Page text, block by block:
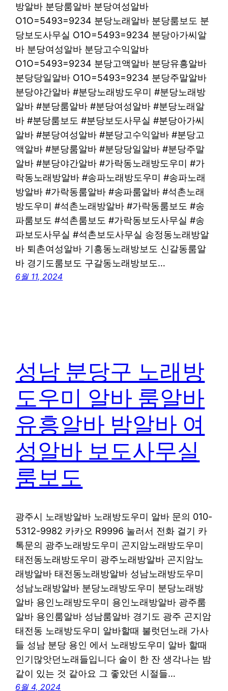
방알바 분당룸알바 분당여성알바
O1O=5493=9234 분당노래알바 분당룸보도 분
당보도사무실 O1O=5493=9234 분당아가씨알
바 분당여성알바 분당고수익알바
O1O=5493=9234 분당고액알바 분당유흥알바
분당당일알바 O1O=5493=9234 분당주말알바
분당야간알바 #분당노래방도우미 #분당노래방
알바 #분당룸알바 #분당여성알바 #분당노래알
바 #분당룸보도 #분당보도사무실 #분당아가씨
알바 #분당여성알바 #분당고수익알바 #분당고
액알바 #분당룸알바 #분당당일알바 #분당주말
알바 #분당야간알바 #가락동노래방도우미 #가
락동노래방알바 #송파노래방도우미 #송파노래
방알바 #가락동룸알바 #송파룸알바 #석촌노래
방도우미 #석촌노래방알바 #가락동룸보도 #송
파룸보도 #석촌룸보도 #가락동보도사무실 #송
파보도사무실 #석촌보도사무실 송정동노래방알
바 퇴촌여성알바 기흥동노래방보도 신갈동룸알
바 경기도룸보도 구갈동노래방보도…
6월 11, 2024
성남 분당구 노래방
도우미 알바 룸알바
유흥알바 밤알바 여
성알바 보도사무실
룸보도
광주시 노래방알바 노래방도우미 알바 문의 010-
5312-9982 카카오 R9996 눌러서 전화 걸기 카
톡문의 광주노래방도우미 곤지암노래방도우미
태전동노래방도우미 광주노래방알바 곤지암노
래방알바 태전동노래방알바 성남노래방도우미
성남노래방알바 분당노래방도우미 분당노래방
알바 용인노래방도우미 용인노래방알바 광주룸
알바 용인룸알바 성남룸알바 경기도 광주 곤지암
태전동 노래방도우미 알바할때 불럿던노래 가사
들 성남 분당 용인 에서 노래방도우미 알바 할때
인기많앗던노래들입니다 술이 한 잔 생각나는 밤
같이 있는 것 같아요 그 좋았던 시절들…
6월 4, 2024